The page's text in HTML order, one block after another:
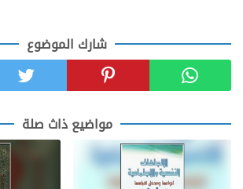
شارك الموضوع
مواضيع ذاث صلة